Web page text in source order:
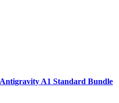
A1 Standard Bundle